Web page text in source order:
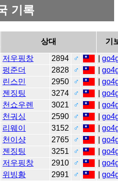
기록
상대 기
저우핑창 2894 ♂ |
펑준더 2828 ♂ |
린스민 2950 ♂ |
젠징팅 3274 ♂ |
천쇼우렌 3021 ♂ |
천궈싱 2590 ♂ |
리웨이 3152 ♂ |
천이샹 2765 ♂ |
젠징팅 3251 ♂ |
저우핑창 2910 ♂ |
위빙황 2991 ♂ |